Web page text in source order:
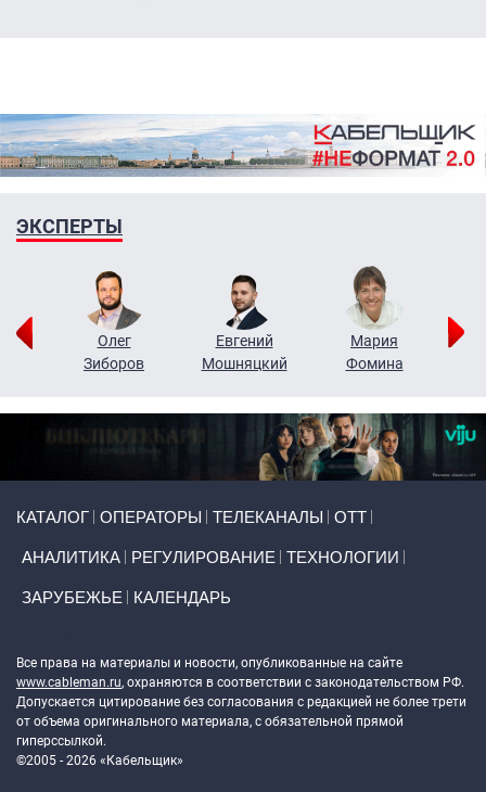
ЭКСПЕРТЫ
Олег
Зиборов
Евгений
Мошняцкий
Мария
Фомина
КАТАЛОГ ОПЕРАТОРЫ ТЕЛЕКАНАЛЫ ОТТ
АНАЛИТИКА РЕГУЛИРОВАНИЕ ТЕХНОЛОГИИ
ЗАРУБЕЖЬЕ КАЛЕНДАРЬ
Все права на материалы и новости, опубликованные на сайте
www.cableman.ru, охраняются в соответствии с законодательством РФ.
Допускается цитирование без согласования с редакцией не более трети
от объема оригинального материала, с обязательной прямой
гиперссылкой.
©2005 - 2026 «Кабельщик»